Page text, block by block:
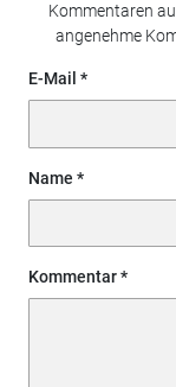
Kommentaren
angenehme
E-Mail
Name
Kommentar